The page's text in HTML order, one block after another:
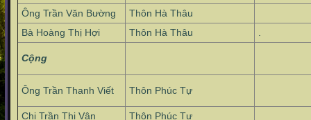
Ông Trần Văn Bường
Thôn Hà Thâu
Bà Hoàng Thị Hợi
Thôn Hà Thâu
Cộng
Ông Trần Thanh Viết Thôn Phúc Tự
Chị Trần Thị Vân
Thôn Phúc Tự